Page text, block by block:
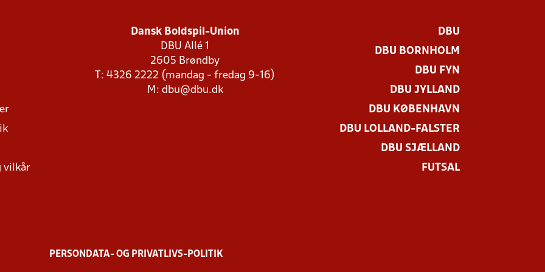
vilkår
Dansk Boldspil-Union
DBU Allé 1
2605 Brøndby
T: 4326 2222 (mandag - fredag 9-16)
M: dbu@dbu.dk
DBU
DBU BORNHOLM
DBU FYN
DBU JYLLAND
DBU KØBENHAVN
DBU LOLLAND-FALSTER
DBU SJÆLLAND
FUTSAL
PERSONDATA- OG PRIVATLIVS-POLITIK